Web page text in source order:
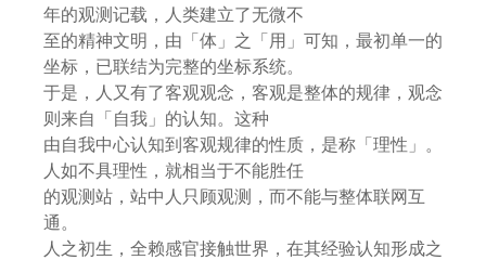
年的观测记载，人类建立了无微不
至的精神文明，由「体」之「用」可知，最初单一的
坐标，已联结为完整的坐标系统。
于是，人又有了客观观念，客观是整体的规律，观念
则来自「自我」的认知。这种
由自我中心认知到客观规律的性质，是称「理性」。
人如不具理性，就相当于不能胜任
的观测站，站中人只顾观测，而不能与整体联网互
通。
人之初生，全赖感官接触世界，在其经验认知形成之